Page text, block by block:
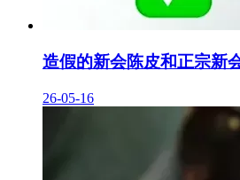
造假的新会陈皮和正宗新
26-05-16